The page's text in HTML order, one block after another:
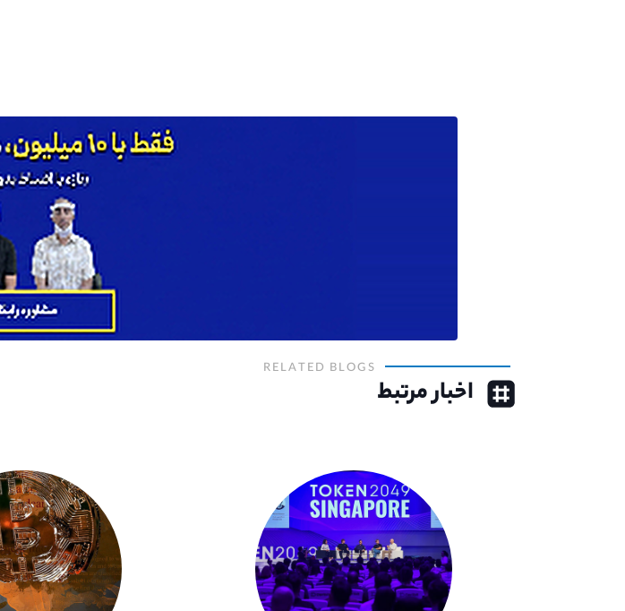
RELATED BLOGS
اخبار مرتبط